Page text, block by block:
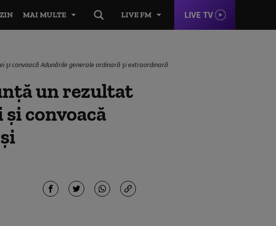
LIVE FM LIVE TV
MAI MULTE
și convoacă Adunările generale ordinară și extraordinară
un rezultat
convoacă